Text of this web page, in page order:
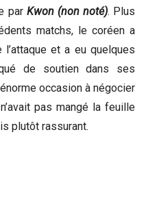
par Kwon (non noté). Plus
matchs, le coréen a
et a eu quelques
de soutien dans ses
occasion à négocier
pas mangé la feuille
plutôt rassurant.